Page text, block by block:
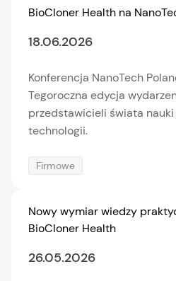
BioCloner Health na
18.06.2026
Konferencja NanoTech
Tegoroczna edycja
przedstawicieli świata
technologii.
Firmowe
Nowy wymiar wiedzy
BioCloner Health
26.05.2026